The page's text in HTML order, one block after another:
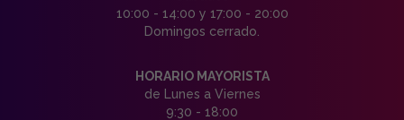
10:00 - 14:00 y 17:00 - 20:00
Domingos cerrado.
HORARIO MAYORISTA
de Lunes a Viernes
9:30 - 18:00